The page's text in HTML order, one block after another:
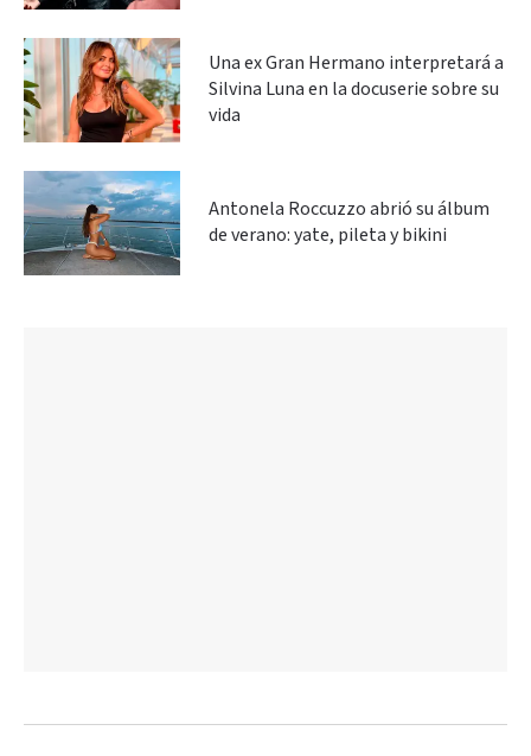
Una ex Gran Hermano interpretará a
Silvina Luna en la docuserie sobre su
vida
Antonela Roccuzzo abrió su álbum
de verano: yate, pileta y bikini